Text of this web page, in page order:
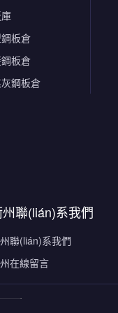
板倉
板倉
鋼板倉
聯(lián)系我們
聯(lián)系我們
在線留言